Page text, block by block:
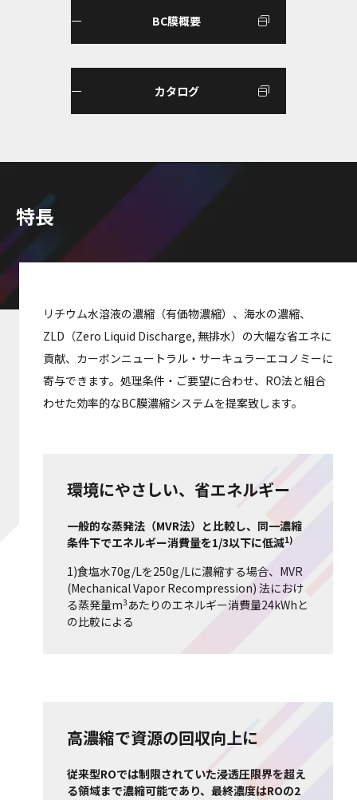
BC膜概要
カタログ
特長
リチウム水溶液の濃縮（有価物濃縮）、海水の濃縮、
ZLD（Zero Liquid Discharge, 無排水）の大幅な省エネに
貢献、カーボンニュートラル・サーキュラーエコノミーに
寄与できます。処理条件・ご要望に合わせ、RO法と組合
わせた効率的なBC膜濃縮システムを提案致します。
環境にやさしい、省エネルギー
一般的な蒸発法（MVR法）と比較し、同一濃縮
条件下でエネルギー消費量を1/3以下に低減1)
1)食塩水70g/Lを250g/Lに濃縮する場合、MVR
(Mechanical Vapor Recompression) 法におけ
る蒸発量m3あたりのエネルギー消費量24kWhと
の比較による
高濃縮で資源の回収向上に
従来型ROでは制限されていた浸透圧限界を超え
る領域まで濃縮可能であり、最終濃度はROの2